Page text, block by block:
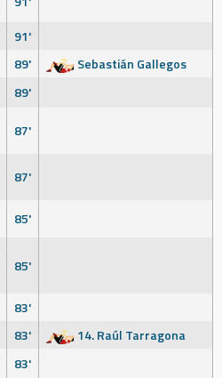
91'
89'
Sebastián Gallegos
89'
87'
87'
85'
85'
83'
83'
14. Raúl Tarragona
83'